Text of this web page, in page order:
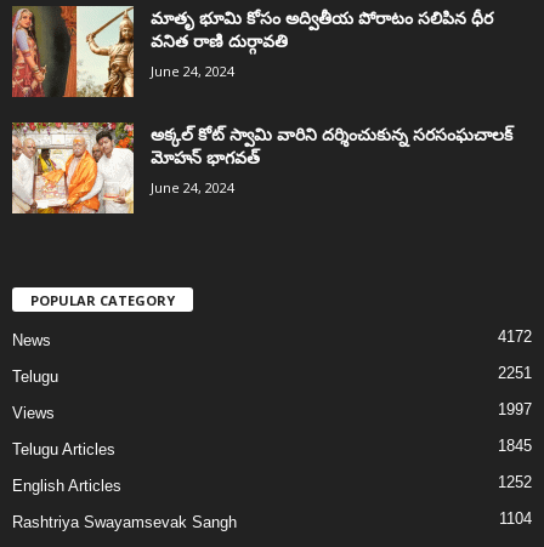
మాతృ భూమి కోసం అద్వితీయ పోరాటం సలిపిన ధీర
వనిత రాణి దుర్గావతి
June 24, 2024
అక్కల్‌ కోట్‌ స్వామి వారిని దర్శించుకున్న సరసంఘచాలక్
మోహన్ భాగవత్
June 24, 2024
POPULAR CATEGORY
News 4172
Telugu 2251
Views 1997
Telugu Articles 1845
English Articles 1252
Rashtriya Swayamsevak Sangh 1104